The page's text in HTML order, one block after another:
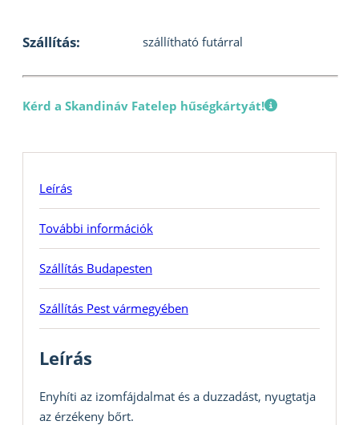
Szállítás: szállítható futárral
Kérd a Skandináv Fatelep hűségkártyát!
Leírás
További információk
Szállítás Budapesten
Szállítás Pest vármegyében
Leírás
Enyhíti az izomfájdalmat és a duzzadást, nyugtatja
az érzékeny bőrt.